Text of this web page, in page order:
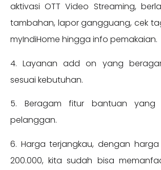
aktivasi OTT Video Streaming,
tambahan, lapor gangguang, cek
myIndiHome hingga info pemakaian.
4. Layanan add on yang
sesuai kebutuhan.
5. Beragam fitur bantuan yang
pelanggan.
6. Harga terjangkau, dengan
200.000, kita sudah bisa